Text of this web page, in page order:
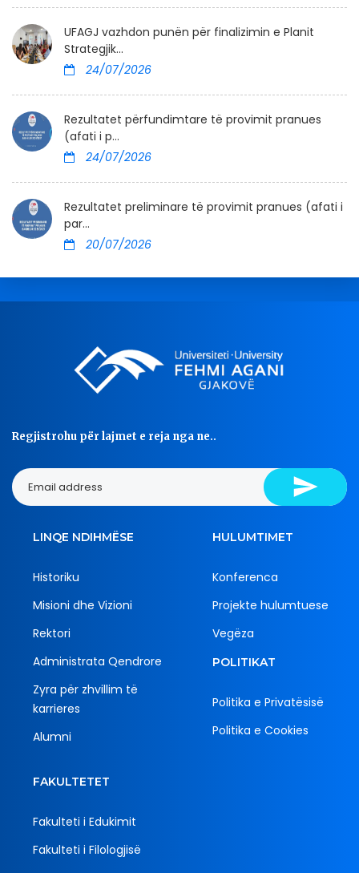
UFAGJ vazhdon punën për finalizimin e Planit
Strategjik...
24/07/2026
Rezultatet përfundimtare të provimit pranues
(afati i p...
24/07/2026
Rezultatet preliminare të provimit pranues (afati i
par...
20/07/2026
Regjistrohu për lajmet e reja nga ne..
LINQE NDIHMËSE
Historiku
Misioni dhe Vizioni
Rektori
Administrata Qendrore
Zyra për zhvillim të
karrieres
Alumni
HULUMTIMET
Konferenca
Projekte hulumtuese
Vegëza
POLITIKAT
Politika e Privatësisë
Politika e Cookies
FAKULTETET
Fakulteti i Edukimit
Fakulteti i Filologjisë